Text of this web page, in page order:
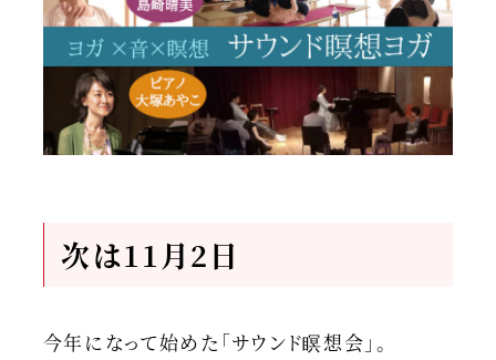
次は11月2日
今年になって始めた「サウンド瞑想会」。